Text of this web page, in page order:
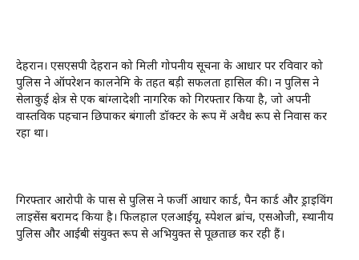
देहरादून। एसएसपी देहरादून को मिली गोपनीय सूचना के आधार पर रविवार को
पुलिस ने ऑपरेशन कालनेमि के तहत बड़ी सफलता हासिल की। दून पुलिस ने
सेलाकुई क्षेत्र से एक बांग्लादेशी नागरिक को गिरफ्तार किया है, जो अपनी
वास्तविक पहचान छिपाकर बंगाली डॉक्टर के रूप में अवैध रूप से निवास कर
रहा था।
गिरफ्तार आरोपी के पास से पुलिस ने फर्जी आधार कार्ड, पैन कार्ड और ड्राइविंग
लाइसेंस बरामद किया है। फिलहाल एलआईयू, स्पेशल ब्रांच, एसओजी, स्थानीय
पुलिस और आईबी संयुक्त रूप से अभियुक्त से पूछताछ कर रही हैं।